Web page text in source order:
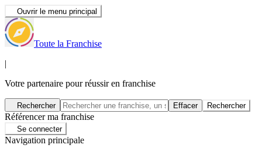
Ouvrir le menu principal
Toute la Franchise
|
Votre partenaire pour réussir en franchise
Rechercher Effacer Rechercher
Référencer ma franchise
Se connecter
Navigation principale